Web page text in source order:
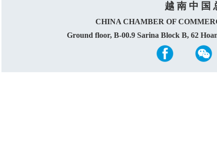
越 南 中 国
CHINA CHAMBER OF
Ground floor, B-00.9 Sarina Block B, 62